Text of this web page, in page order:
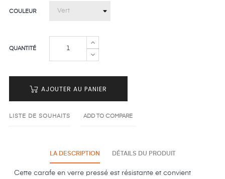
COULEUR
QUANTITÉ
AJOUTER AU PANIER
LISTE DE SOUHAITS ADD TO COMPARE
LA DESCRIPTION DÉTAILS DU PRODUIT
Cette carafe en verre pressé est résistante et convient